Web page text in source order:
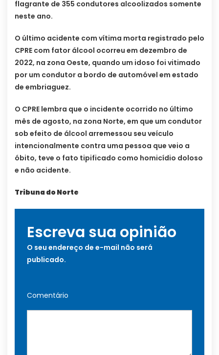
flagrante de 355 condutores alcoolizados somente
neste ano.
O último acidente com vítima morta registrado pelo
CPRE com fator álcool ocorreu em dezembro de
2022, na zona Oeste, quando um idoso foi vitimado
por um condutor a bordo de automóvel em estado
de embriaguez.
O CPRE lembra que o incidente ocorrido no último
mês de agosto, na zona Norte, em que um condutor
sob efeito de álcool arremessou seu veículo
intencionalmente contra uma pessoa que veio a
óbito, teve o fato tipificado como homicídio doloso
e não acidente.
Tribuna do Norte
Escreva sua opinião
O seu endereço de e-mail não será
publicado.
Comentário